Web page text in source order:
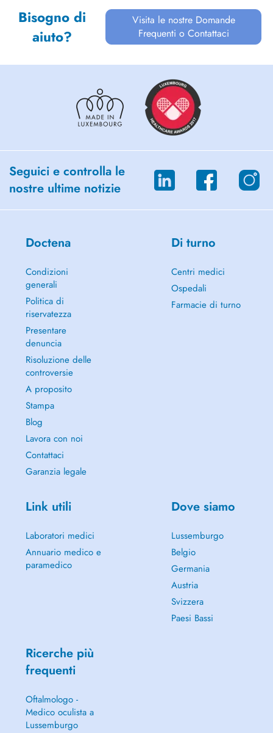
Bisogno di
aiuto?
Visita le nostre Domande
Frequenti o Contattaci
Seguici e controlla le
nostre ultime notizie
Doctena
Condizioni
generali
Politica di
riservatezza
Presentare
denuncia
Risoluzione delle
controversie
A proposito
Stampa
Blog
Lavora con noi
Contattaci
Garanzia legale
Di turno
Centri medici
Ospedali
Farmacie di turno
Link utili
Laboratori medici
Annuario medico e
paramedico
Dove siamo
Lussemburgo
Belgio
Germania
Austria
Svizzera
Paesi Bassi
Ricerche più
frequenti
Oftalmologo -
Medico oculista a
Lussemburgo